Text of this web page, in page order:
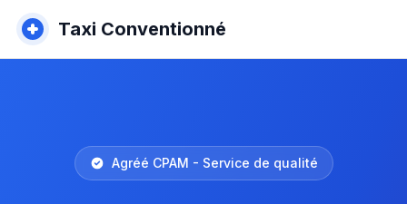
Taxi Conventionné
Agréé CPAM - Service de qualité